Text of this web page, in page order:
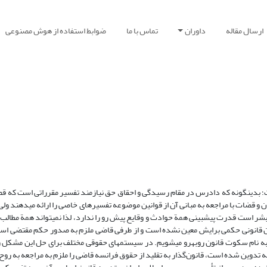
ارسال مقاله داوران تماس با ما ضوابط استفاده از هوش مصنوعی
که دادرس در مقام رسیدگی و احقاق حق نیازمند تفسیر مقرراتی است که
قضات با مراجعه به مبانی آن از قوانین موضوعه تفسیرهای خاصی را ارائه می­دهند
است قدرت پیش­بینی همة حوادث و وقایع پیش رو را ندارد، لذا نمی­تواند همة
قانونی حکمی برایش معین نشده است و از طرفی قاضی ملزم به صدور حکم مقتضی
نام سکوت قانون روبه­رو می­شویم. در سیستم­های حقوقی مختلف برای حل این مشکل
مصوب 1318 که با الهام از حقوق فرانسه تدوین شده است، قانون‌گذار به تقلید از حقوق فرانسه قاضی را ملزم به